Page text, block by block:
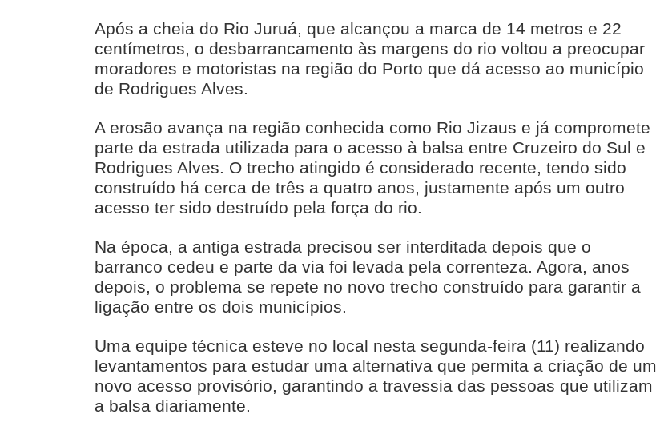
Após a cheia do Rio Juruá, que alcançou a marca de 14 metros e 22
centímetros, o desbarrancamento às margens do rio voltou a preocupar
moradores e motoristas na região do Porto que dá acesso ao município
de Rodrigues Alves.
A erosão avança na região conhecida como Rio Jizaus e já compromete
parte da estrada utilizada para o acesso à balsa entre Cruzeiro do Sul e
Rodrigues Alves. O trecho atingido é considerado recente, tendo sido
construído há cerca de três a quatro anos, justamente após um outro
acesso ter sido destruído pela força do rio.
Na época, a antiga estrada precisou ser interditada depois que o
barranco cedeu e parte da via foi levada pela correnteza. Agora, anos
depois, o problema se repete no novo trecho construído para garantir a
ligação entre os dois municípios.
Uma equipe técnica esteve no local nesta segunda-feira (11) realizando
levantamentos para estudar uma alternativa que permita a criação de um
novo acesso provisório, garantindo a travessia das pessoas que utilizam
a balsa diariamente.